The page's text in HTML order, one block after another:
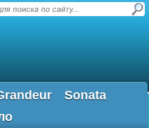
Sonata